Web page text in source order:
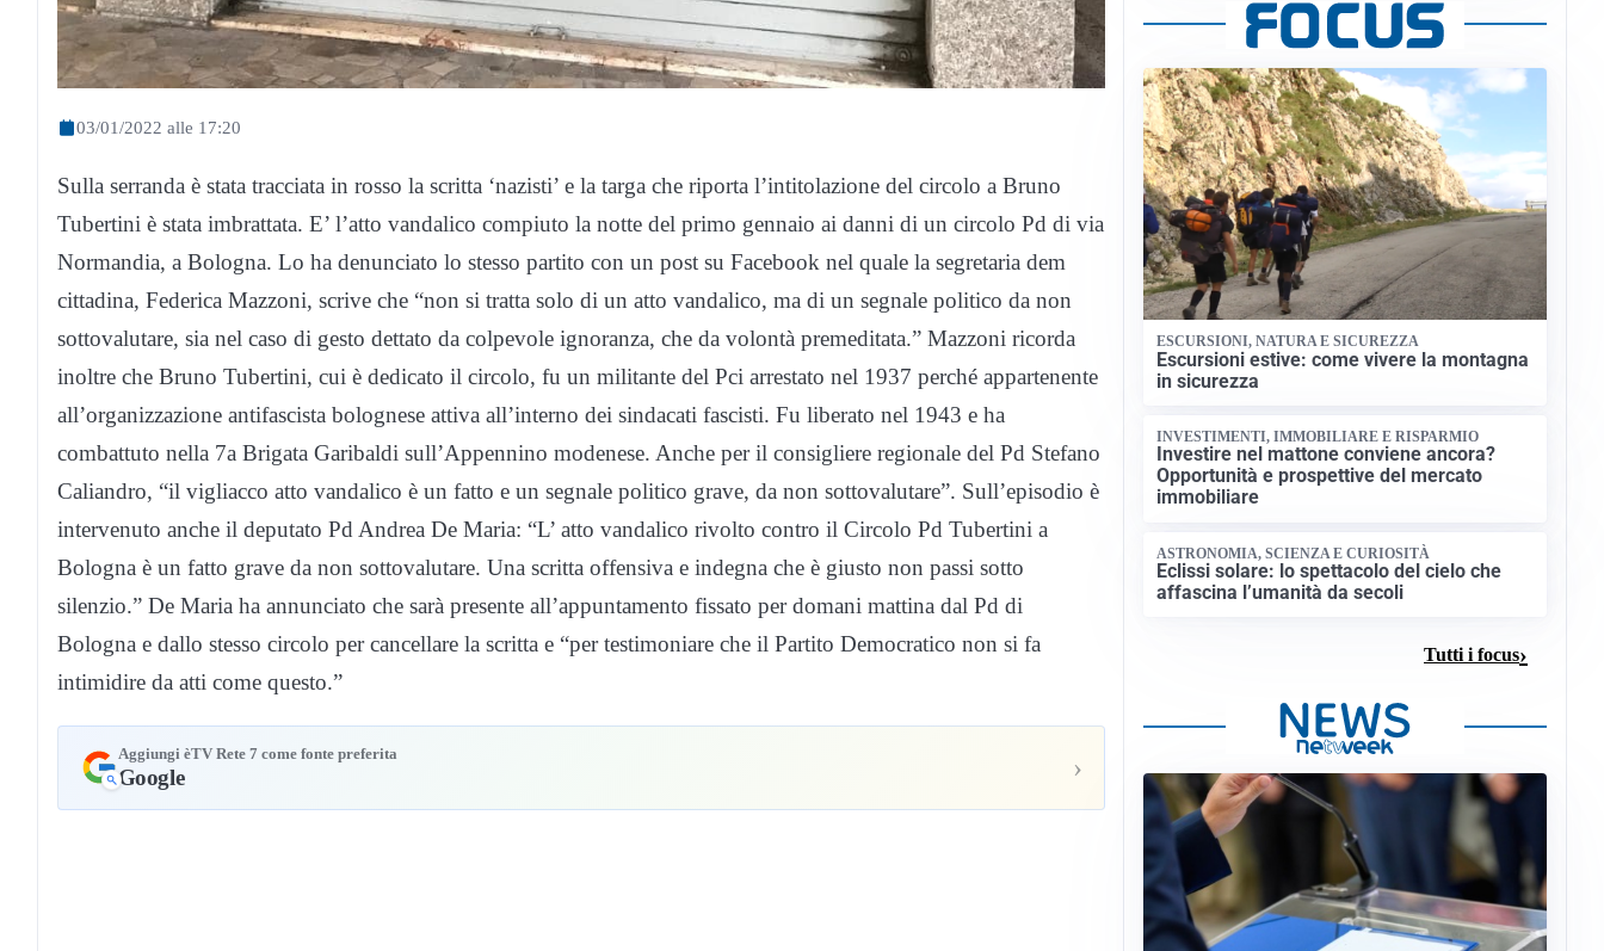
03/01/2022 alle 17:20
Sulla serranda è stata tracciata in rosso la scritta ‘nazisti’ e la targa che riporta l’intitolazione del circolo a Bruno
Tubertini è stata imbrattata. E’ l’atto vandalico compiuto la notte del primo gennaio ai danni di un circolo Pd di via
Normandia, a Bologna. Lo ha denunciato lo stesso partito con un post su Facebook nel quale la segretaria dem
cittadina, Federica Mazzoni, scrive che “non si tratta solo di un atto vandalico, ma di un segnale politico da non
sottovalutare, sia nel caso di gesto dettato da colpevole ignoranza, che da volontà premeditata.” Mazzoni ricorda
inoltre che Bruno Tubertini, cui è dedicato il circolo, fu un militante del Pci arrestato nel 1937 perché appartenente
all’organizzazione antifascista bolognese attiva all’interno dei sindacati fascisti. Fu liberato nel 1943 e ha
combattuto nella 7a Brigata Garibaldi sull’Appennino modenese. Anche per il consigliere regionale del Pd Stefano
Caliandro, “il vigliacco atto vandalico è un fatto e un segnale politico grave, da non sottovalutare”. Sull’episodio è
intervenuto anche il deputato Pd Andrea De Maria: “L’ atto vandalico rivolto contro il Circolo Pd Tubertini a
Bologna è un fatto grave da non sottovalutare. Una scritta offensiva e indegna che è giusto non passi sotto
silenzio.” De Maria ha annunciato che sarà presente all’appuntamento fissato per domani mattina dal Pd di
Bologna e dallo stesso circolo per cancellare la scritta e “per testimoniare che il Partito Democratico non si fa
intimidire da atti come questo.”
Aggiungi èTV Rete 7 come fonte preferita
Google ›
ESCURSIONI, NATURA E SICUREZZA
Escursioni estive: come vivere la montagna
in sicurezza
INVESTIMENTI, IMMOBILIARE E RISPARMIO
Investire nel mattone conviene ancora?
Opportunità e prospettive del mercato
immobiliare
ASTRONOMIA, SCIENZA E CURIOSITÀ
Eclissi solare: lo spettacolo del cielo che
affascina l’umanità da secoli
Tutti i focus